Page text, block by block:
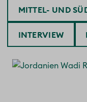
INTERVIEW
MITTEL- UND